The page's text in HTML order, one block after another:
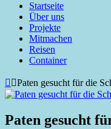
Startseite
Über uns
Projekte
Mitmachen
Reisen
Container
Paten gesucht für die
Paten gesucht